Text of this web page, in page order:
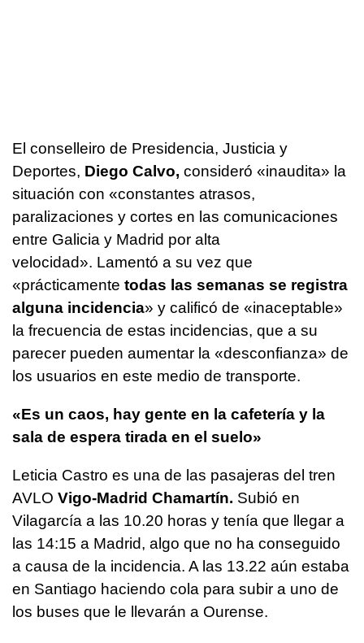
El conselleiro de Presidencia, Justicia y
Deportes, Diego Calvo, consideró «inaudita» la
situación con «constantes atrasos,
paralizaciones y cortes en las comunicaciones
entre Galicia y Madrid por alta
velocidad». Lamentó a su vez que
«prácticamente todas las semanas se registra
alguna incidencia» y calificó de «inaceptable»
la frecuencia de estas incidencias, que a su
parecer pueden aumentar la «desconfianza» de
los usuarios en este medio de transporte.
«Es un caos, hay gente en la cafetería y la
sala de espera tirada en el suelo»
Leticia Castro es una de las pasajeras del tren
AVLO Vigo-Madrid Chamartín. Subió en
Vilagarcía a las 10.20 horas y tenía que llegar a
las 14:15 a Madrid, algo que no ha conseguido
a causa de la incidencia. A las 13.22 aún estaba
en Santiago haciendo cola para subir a uno de
los buses que le llevarán a Ourense.